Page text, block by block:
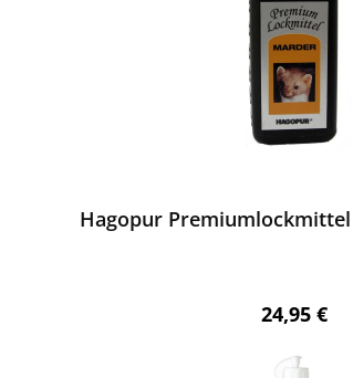
Hagopur
Regulärer
24,95 €